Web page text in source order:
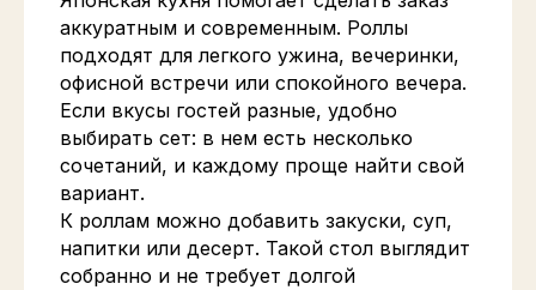
аккуратным и современным. Роллы
подходят для легкого ужина, вечеринки,
офисной встречи или спокойного вечера.
Если вкусы гостей разные, удобно
выбирать сет: в нем есть несколько
сочетаний, и каждому проще найти свой
вариант.
К роллам можно добавить закуски, суп,
напитки или десерт. Такой стол выглядит
собранно и не требует долгой